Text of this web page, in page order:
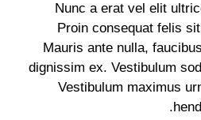
Nunc a erat vel elit
Proin consequat felis
Mauris ante nulla,
dignissim ex. Vestibulum
Vestibulum maximus